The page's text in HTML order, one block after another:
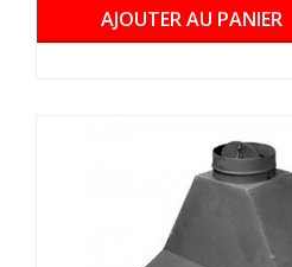
AJOUTER AU PANIER